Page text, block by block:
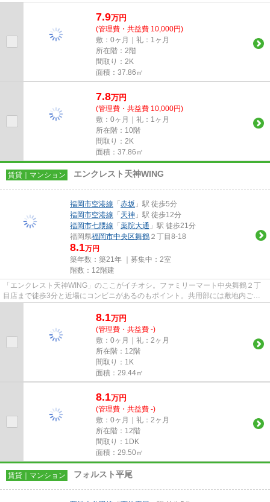
ごみ置き場・エレベータなどが...
7.9万円
(管理費・共益費 10,000円)
敷：0ヶ月｜礼：1ヶ月
所在階：2階
間取り：2K
面積：37.86㎡
7.8万円
(管理費・共益費 10,000円)
敷：0ヶ月｜礼：1ヶ月
所在階：10階
間取り：2K
面積：37.86㎡
賃貸｜マンション エンクレスト天神WING
福岡市空港線 「赤坂 」駅 徒歩5分
福岡市空港線 「天神 」駅 徒歩12分
福岡市七隈線 「薬院大通 」駅 徒歩21分
福岡県福岡市中央区舞鶴 ２丁目8-18
8.1万円
築年数：築21年 ｜募集中： 2室
階数：12階建
「エンクレスト天神WING」のここがイチオシ。ファミリーマート中央舞鶴２丁
目店まで徒歩3分と近場にコンビニがあるのもポイント。共用部には敷地内ごみ
置き場・エレベータなどが備わっ...
8.1万円
(管理費・共益費 -)
敷：0ヶ月｜礼：2ヶ月
所在階：12階
間取り：1K
面積：29.44㎡
8.1万円
(管理費・共益費 -)
敷：0ヶ月｜礼：2ヶ月
所在階：12階
間取り：1DK
面積：29.50㎡
賃貸｜マンション フォルスト平尾